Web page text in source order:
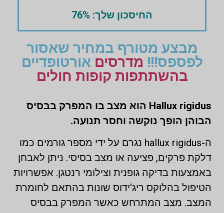
החיסכון שלך: 76%
מבצע מטורף במחיר שאסור
לפספס!!! מדרסים אורטופדיים
בהשתתפות קופות חולים
Hallux rigidus הוא מצב בו המפרק בבסיס
הבוהן הופך נוקשה וחסר תנועה.
ה-hallux rigidus נגרם על ידי מספר גורמים כמו
דלקת פרקים, פציעה או מצב בסיסי. ניתן לאבחן
באמצעות בדיקה גופנית וצילומי רנטגן. אפשרויות
הטיפול בהלוקס ריג'ידוס שונות בהתאם לחומרת
המצב. מצב המתרחש כאשר המפרק בבסיס